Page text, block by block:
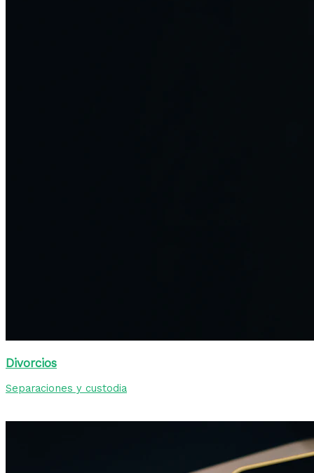
Divorcios
Separaciones y custodia